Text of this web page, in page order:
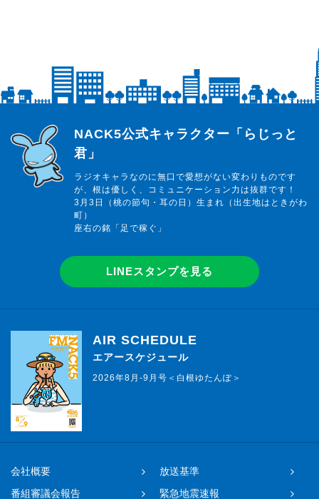
らじっと君
NACK5公式キャラクター「らじっと
君」
ラジオキャラなのに無口で愛想がない変わりものです
が、根は優しく、コミュニケーション力は抜群です！
3月3日（桃の節句・耳の日）生まれ（出生地はときがわ
町）
座右の銘「足で稼ぐ」
LINEスタンプを見る
AIR SCHEDULE
エアースケジュール
2026年8月-9月号＜白根ゆたんぽ＞
会社概要
放送基準
番組審議会報告
緊急地震速報